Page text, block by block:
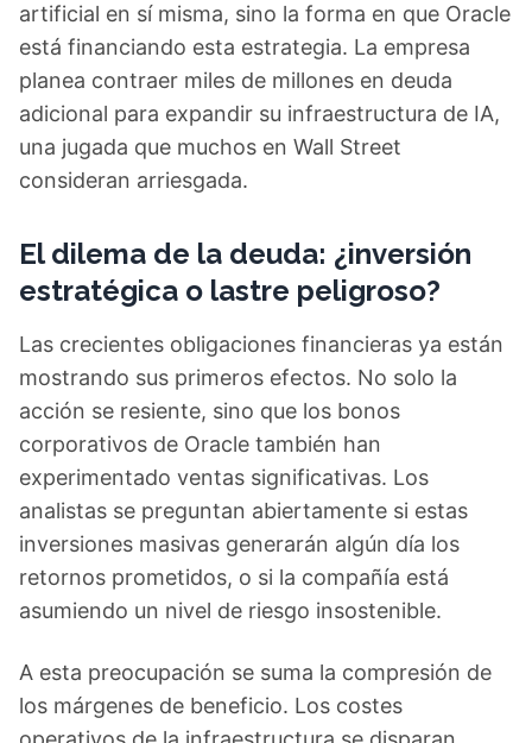
artificial en sí misma, sino la forma en que Oracle
está financiando esta estrategia. La empresa
planea contraer miles de millones en deuda
adicional para expandir su infraestructura de IA,
una jugada que muchos en Wall Street
consideran arriesgada.
El dilema de la deuda: ¿inversión
estratégica o lastre peligroso?
Las crecientes obligaciones financieras ya están
mostrando sus primeros efectos. No solo la
acción se resiente, sino que los bonos
corporativos de Oracle también han
experimentado ventas significativas. Los
analistas se preguntan abiertamente si estas
inversiones masivas generarán algún día los
retornos prometidos, o si la compañía está
asumiendo un nivel de riesgo insostenible.
A esta preocupación se suma la compresión de
los márgenes de beneficio. Los costes